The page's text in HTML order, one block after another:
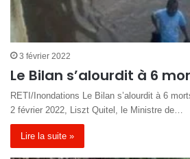
3 février 2022
Le Bilan s’alourdit à 6
RETI/Inondations Le Bilan s’alourdit à 6
2 février 2022, Liszt Quitel, le Ministre de…
Lire la suite »